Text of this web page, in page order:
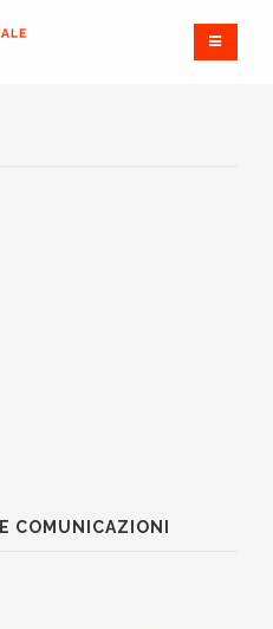
COMUNICAZIONI